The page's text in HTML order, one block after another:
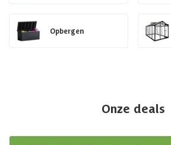
Opbergen
Onze deals